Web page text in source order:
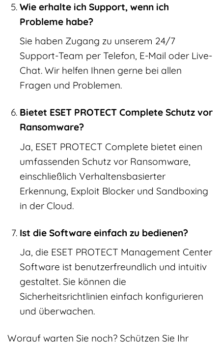
Wie erhalte ich Support, wenn ich
Probleme habe?
Sie haben Zugang zu unserem 24/7
Support-Team per Telefon, E-Mail oder Live-
Chat. Wir helfen Ihnen gerne bei allen
Fragen und Problemen.
Bietet ESET PROTECT Complete Schutz vor
Ransomware?
Ja, ESET PROTECT Complete bietet einen
umfassenden Schutz vor Ransomware,
einschließlich Verhaltensbasierter
Erkennung, Exploit Blocker und Sandboxing
in der Cloud.
Ist die Software einfach zu bedienen?
Ja, die ESET PROTECT Management Center
Software ist benutzerfreundlich und intuitiv
gestaltet. Sie können die
Sicherheitsrichtlinien einfach konfigurieren
und überwachen.
Worauf warten Sie noch? Schützen Sie Ihr